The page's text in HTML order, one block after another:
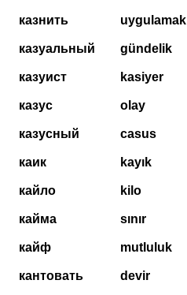
казнить
казуальный
казуист
казус
казусный
каик
кайло
кайма
кайф
кантовать
uygulamak
gündelik
kasiyer
olay
casus
kayık
kilo
sınır
mutluluk
devir